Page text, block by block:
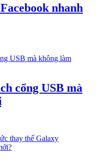
nhanh
cổng USB mà